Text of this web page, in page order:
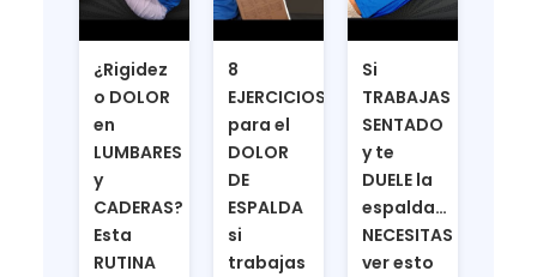
¿Rigidez
o DOLOR
en
LUMBARES
y
CADERAS?
Esta
RUTINA
8
EJERCICIOS
para el
DOLOR
DE
ESPALDA
si
trabajas
Si
TRABAJAS
SENTADO
y te
DUELE la
espalda…
NECESITAS
ver esto